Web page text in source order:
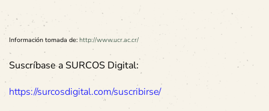
Información tomada de: http://www.ucr.ac.cr/
Suscríbase a SURCOS Digital:
https://surcosdigital.com/suscribirse/